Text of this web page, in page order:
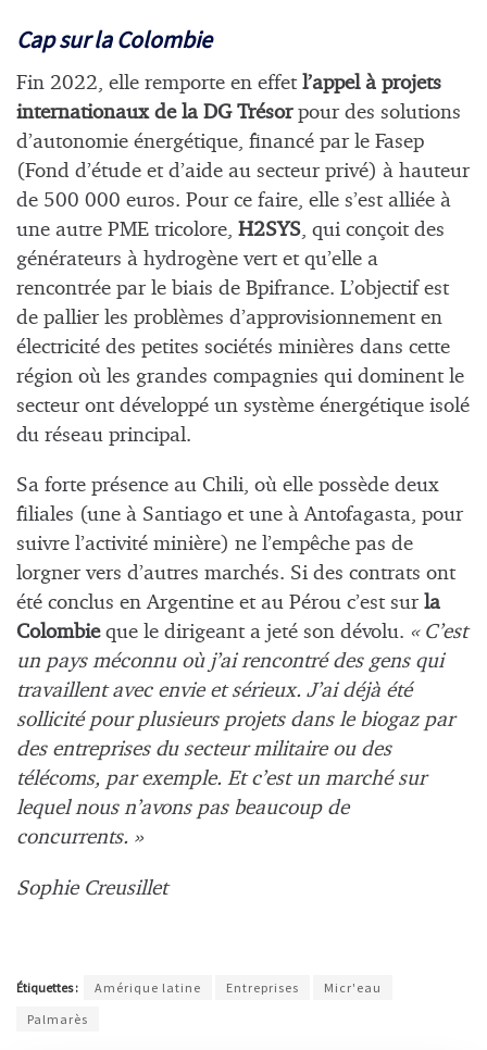
Cap sur la Colombie
Fin 2022, elle remporte en effet l’appel à projets
internationaux de la DG Trésorpour des solutions
d’autonomie énergétique, financé par le Fasep
(Fond d’étude et d’aide au secteur privé) à hauteur
de 500 000 euros. Pour ce faire, elle s’est alliée à
une autre PME tricolore, H2SYS, qui conçoit des
générateurs à hydrogène vert et qu’elle a
rencontrée par le biais de Bpifrance. L’objectif est
de pallier les problèmes d’approvisionnement en
électricité des petites sociétés minières dans cette
région où les grandes compagnies qui dominent le
secteur ont développé un système énergétique isolé
du réseau principal.
Sa forte présence au Chili, où elle possède deux
filiales (une à Santiago et une à Antofagasta, pour
suivre l’activité minière) ne l’empêche pas de
lorgner vers d’autres marchés. Si des contrats ont
été conclus en Argentine et au Pérou c’est sur la
Colombieque le dirigeant a jeté son dévolu. « C’est
un pays méconnu où j’ai rencontré des gens qui
travaillent avec envie et sérieux. J’ai déjà été
sollicité pour plusieurs projets dans le biogaz par
des entreprises du secteur militaire ou des
télécoms, par exemple. Et c’est un marché sur
lequel nous n’avons pas beaucoup de
concurrents. »
Sophie Creusillet
Étiquettes : Amérique latine Entreprises
Micr'eau
Palmarès